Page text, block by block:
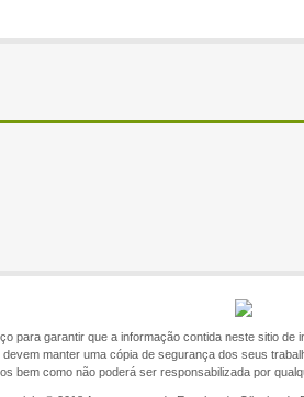
para garantir que a informação contida neste sitio
manter uma cópia de segurança dos seus
bem como não poderá ser responsabilizada por